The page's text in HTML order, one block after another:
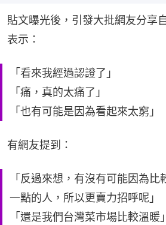
貼文曝光後，引發大批網友分享
表示：
「看來我經過認證了」
「痛，真的太痛了」
「也有可能是因為看起來太窮」
有網友提到：
「反過來想，有沒有可能因為
一點的人，所以更賣力招呼呢」
「還是我們台灣菜市場比較溫暖」